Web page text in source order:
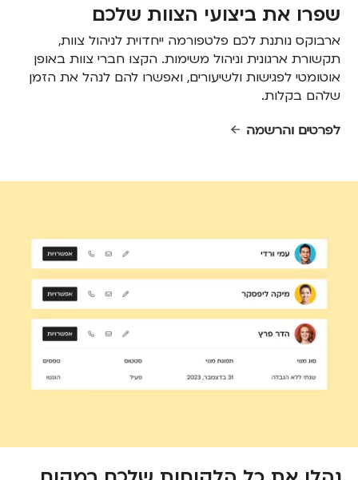
שפרו את ביצועי הצוות שלכם
ארבוקס נותנת לכם פלטפורמה ייחדוית לניהול צוות,
תקשורת ארגונית וניהול משימות. הקצו חברי צוות באופן
אוטומטי לפגישות ולשיעורים, ואפשרו להם לנהל את הזמן
שלהם בקלות.
לפרטים והרשמה